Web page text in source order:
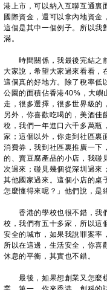
港上市，可以納入互聯互通裏
國際資金，還可以拿內地資金
這個是其中一個例子。所以我
滿。
時間關係，我最後完結之前
大家說，希望大家過來看看，
這個真的好地方。除了稅率低
公園的面積佔香港40%，大嶼
走，很多選擇，很多世界級的
另外，你喜歡吃喝的，美酒佳
稅，我們一年進口六千多萬瓶
家；這個以外，你走到社區裏
消費券，我到社區裏推廣一下
的、賣豆腐產品的小店，我碰
次過來；碰見幾個從深圳過來
其他國家過來。這個小店的桌
怎麼懂得來呢？」他們說，是
香港的學校也很不錯，我們
校，我們有五十多家，所以這
安全的城市，如果我說罪案率
所以在這邊，生活安全，你喜
休息的平衡，其實也不錯。
最後，如果想創業又怎麼樣